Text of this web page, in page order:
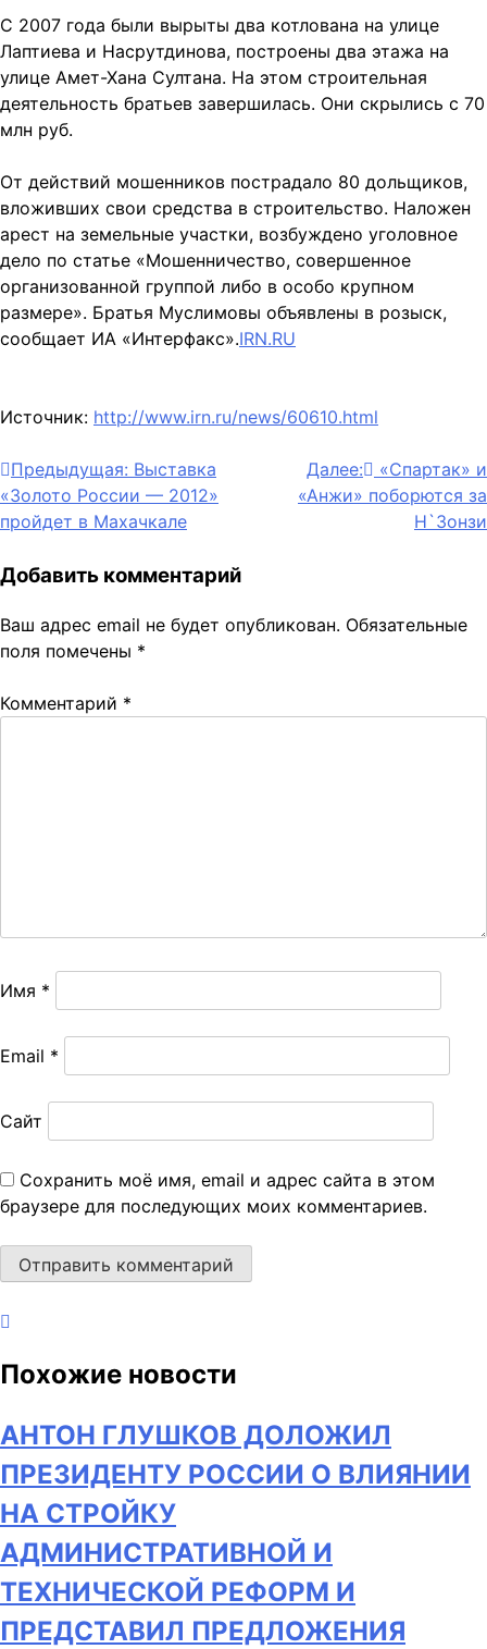
С 2007 года были вырыты два котлована на улице
Лаптиева и Насрутдинова, построены два этажа на
улице Амет-Хана Султана. На этом строительная
деятельность братьев завершилась. Они скрылись с 70
млн руб.
От действий мошенников пострадало 80 дольщиков,
вложивших свои средства в строительство. Наложен
арест на земельные участки, возбуждено уголовное
дело по статье «Мошенничество, совершенное
организованной группой либо в особо крупном
размере». Братья Муслимовы объявлены в розыск,
сообщает ИА «Интерфакс».IRN.RU
Источник: http://www.irn.ru/news/60610.html
Навигация
по
Предыдущая: Выставка
«Золото России — 2012»
пройдет в Махачкале
Далее:
«Спартак» и
«Анжи» поборются за
Н`Зонзи
Добавить комментарий
Ваш адрес email не будет опубликован. Обязательные
поля помечены *
Комментарий *
Имя *
Email *
Сайт
Сохранить моё имя, email и адрес сайта в этом
браузере для последующих моих комментариев.
Похожие новости
АНТОН ГЛУШКОВ ДОЛОЖИЛ
ПРЕЗИДЕНТУ РОССИИ О ВЛИЯНИИ
НА СТРОЙКУ
АДМИНИСТРАТИВНОЙ И
ТЕХНИЧЕСКОЙ РЕФОРМ И
ПРЕДСТАВИЛ ПРЕДЛОЖЕНИЯ